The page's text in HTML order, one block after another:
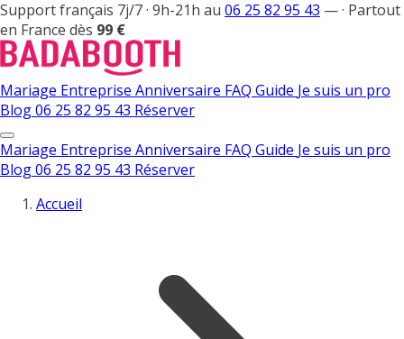
Support français 7j/7 · 9h-21h au 06 25 82 95 43 —· Partout
en France dès 99 €
Mariage Entreprise Anniversaire FAQ Guide Je suis un pro
Blog06 25 82 95 43 Réserver
Mariage Entreprise Anniversaire FAQ Guide Je suis un pro
Blog06 25 82 95 43 Réserver
Accueil